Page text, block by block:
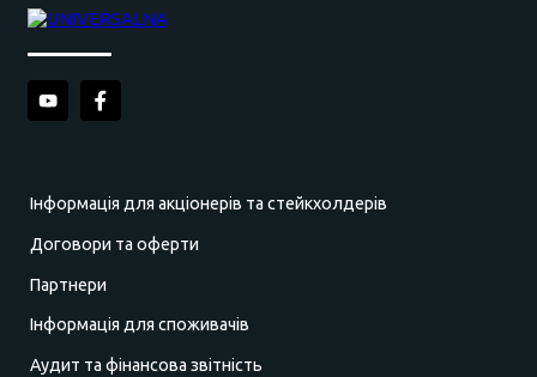
Інформація для акціонерів та стейкхолдерів
Договори та оферти
Партнери
Інформація для споживачів
Аудит та фінансова звітність